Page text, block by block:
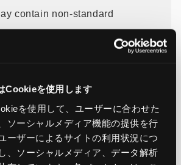
Cookieを使用します
を使用して、ユーザーに合わせた
ソーシャルメディア機能の提供を行
ーザーによるサイトの利用状況につ
、ソーシャルメディア、データ解析
contain non-standard
create new ones using these
get started with zero-ETL
the getting started guides
. To learn more about these